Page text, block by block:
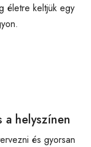
életre keltjük egy
a helyszínen
és gyorsan